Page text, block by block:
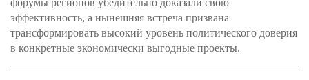
форумы регионов убедительно доказали свою
эффективность, а нынешняя встреча призвана
трансформировать высокий уровень политического доверия
в конкретные экономически выгодные проекты.